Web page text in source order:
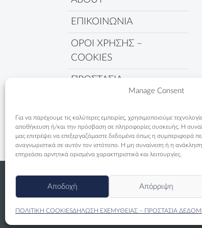
Manage Consent
Για να παρέχουμε τις καλύτερες εμπειρίες, χρησιμοποιούμε
αποθήκευση ή/και την πρόσβαση σε πληροφορίες συσκευής. Η
μας επιτρέψει να επεξεργαζόμαστε δεδομένα όπως η συμπεριφορά
αναγνωριστικά σε αυτόν τον ιστότοπο. Η μη συναίνεση ή η
επηρεάσει αρνητικά ορισμένα χαρακτηριστικά και λειτουργίες.
Αποδοχή Απόρριψη
ΠΟΛΙΤΙΚΗ COOKIESΔΗΛΩΣΗ ΕΧΕΜΥΘΕΙΑΣ – ΠΡΟΣΤΑΣΙΑ
ΕΠΙΚΟΙΝΩΝΙΑ
ΟΡΟΙ ΧΡΗΣΗΣ –
COOKIES
ΠΡΟΣΤΑΣΙΑ
ΔΕΔΟΜΕΝΩΝ
ΠΟΛΙΤΙΚΗ COOKIES